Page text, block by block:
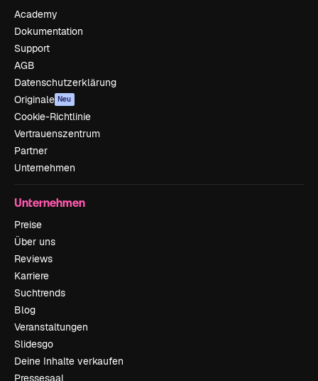
Academy
Dokumentation
Support
AGB
Datenschutzerklärung
Originale Neu
Cookie-Richtlinie
Vertrauenszentrum
Partner
Unternehmen
Unternehmen
Preise
Über uns
Reviews
Karriere
Suchtrends
Blog
Veranstaltungen
Slidesgo
Deine Inhalte verkaufen
Pressesaal